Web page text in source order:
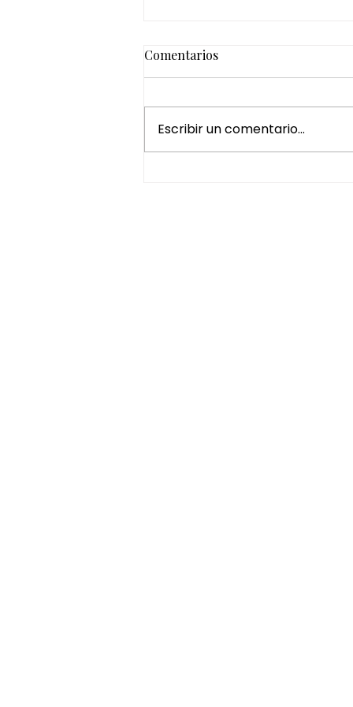
Comentarios
Escribir un comentario...